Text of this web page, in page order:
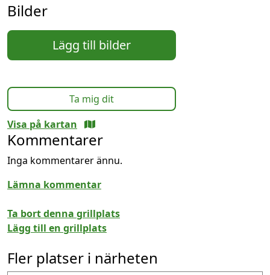
Bilder
Lägg till bilder
Ta mig dit
Visa på kartan
Kommentarer
Inga kommentarer ännu.
Lämna kommentar
Ta bort denna grillplats
Lägg till en grillplats
Fler platser i närheten